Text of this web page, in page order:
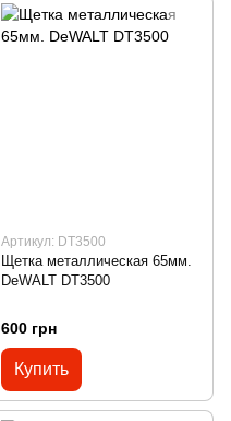
Артикул: DT3500
Щетка металлическая 65мм.
DeWALT DT3500
600 грн
Купить